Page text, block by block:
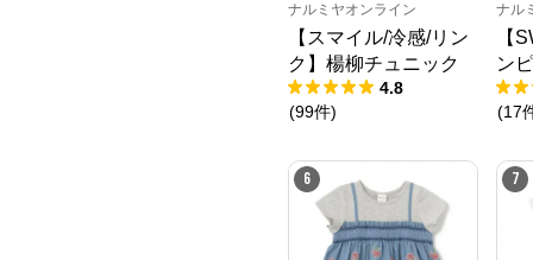
ナルミヤオンライン
【スマイル/冷感/リン
ク】楊柳チュニック
4.8
(99件)
ナル
【
ン
(17
6 7